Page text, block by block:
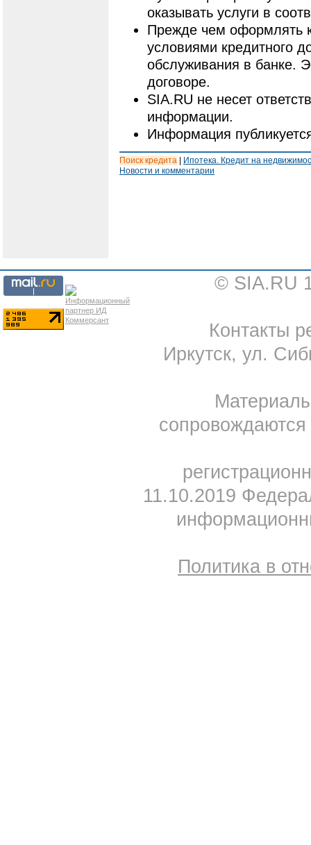
оказывать услуги в
Прежде чем оформлять
условиями кредитного
обслуживания в банке.
договоре.
SIA.RU не несет
информации.
Информация
Поиск кредита
Ипотека. Кредит на
Новости и комментарии
© SIA.RU
Контакты
Иркутск, ул.
11.10.2019
Политика в